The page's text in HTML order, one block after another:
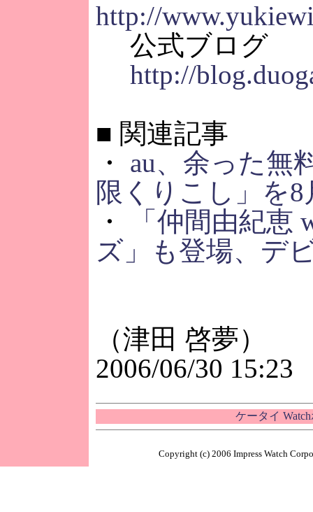
http://
公式ブログ
http://
■ 関連記事
・ au、余った無
限くりこし」を
・
「仲間由紀恵
ズ」も登場、デ
（津田 啓夢）
2006/06/30 15:23
ケータイ
Copyright (c) 2006 Impress Watch